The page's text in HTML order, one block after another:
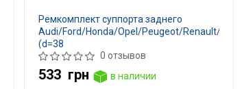
Ремкомплект суппорта заднего
Audi/Ford/Honda/Opel/Peugeot/Renault/
(d=38
0 отзывов
533 грн
в наличии